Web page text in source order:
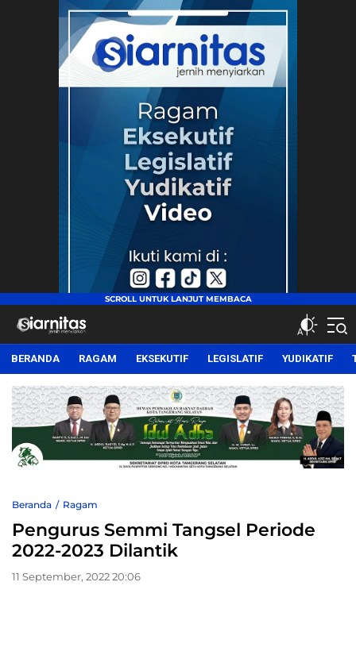
siarnitas
Jernih Menyiarkan
BERANDA RAGAM EKSEKUTIF LEGISLATIF YUDIKATIF
Beranda Ragam
Pengurus Semmi Tangsel Periode
2022-2023 Dilantik
11 September, 2022 20:06